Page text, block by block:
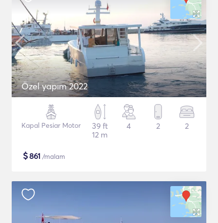
Özel yapım 2022
Kapal Pesiar Motor
39 ft
12 m
4 2 2
$861 /malam